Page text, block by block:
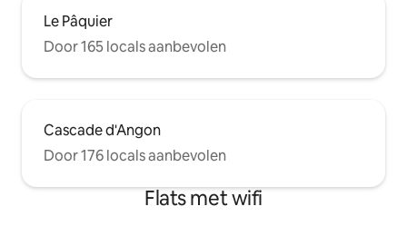
Le Pâquier
Door 165 locals aanbevolen
Cascade d'Angon
Door 176 locals aanbevolen
Flats met wifi